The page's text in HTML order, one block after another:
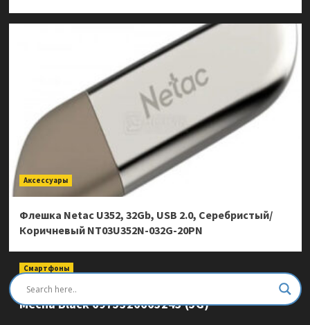
Аксессуары
Флешка Netac U352, 32Gb, USB 2.0, Серебристый/
Коричневый NT03U352N-032G-20PN
Смартфоны
Смартфон Ulefone Armor Mini 20 Pro 8/256Gb
Mecha Black 6975326663243 (5G)